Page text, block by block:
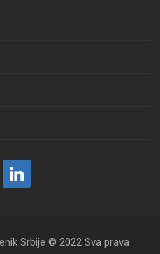
Srbije © 2022 Sva prava